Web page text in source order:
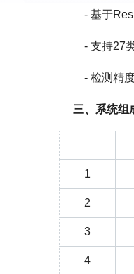
- 基于
- 支持27
- 检测精度
三、系统组
1
2
3
4